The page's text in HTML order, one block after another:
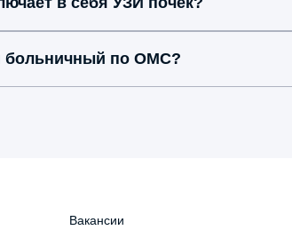
больничный по ОМС?
Вакансии